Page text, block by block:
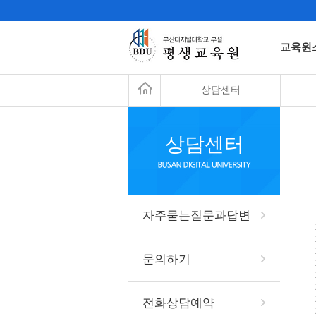
교육원
상담센터
상담센터
자주묻는질문과답변
문의하기
전화상담예약